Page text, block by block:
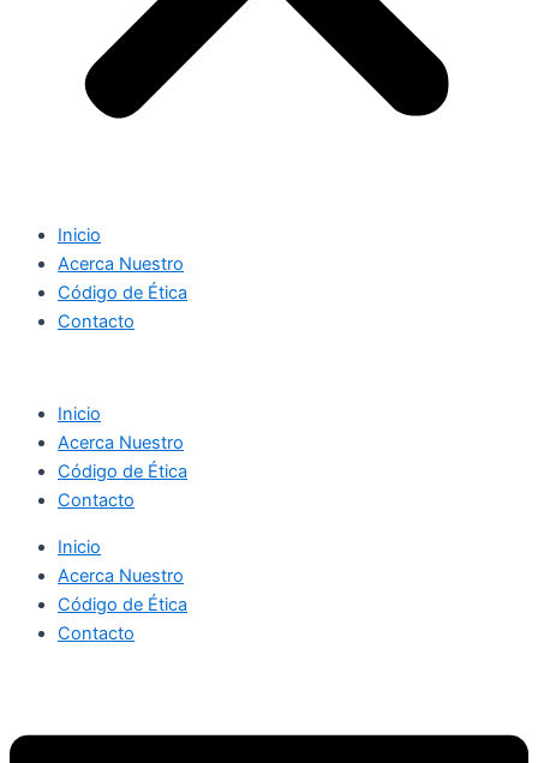
Inicio
Acerca Nuestro
Código de Ética
Contacto
Inicio
Acerca Nuestro
Código de Ética
Contacto
Inicio
Acerca Nuestro
Código de Ética
Contacto